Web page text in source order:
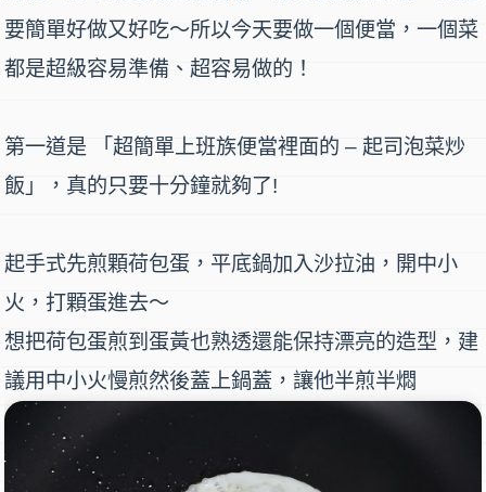
要簡單好做又好吃～所以今天要做一個便當，一個菜
都是超級容易準備、超容易做的！
第一道是 「 超簡單上班族便當裡面的 – 起司泡菜炒
飯」
，真的只要十分鐘就夠了!
起手式先煎顆荷包蛋 ，平底鍋加入沙拉油，開中小
火，打顆蛋進去～
想把荷包蛋煎到蛋黃也熟透還能保持漂亮的造型，建
議用中小火慢煎然後蓋上鍋蓋，讓他半煎半燜